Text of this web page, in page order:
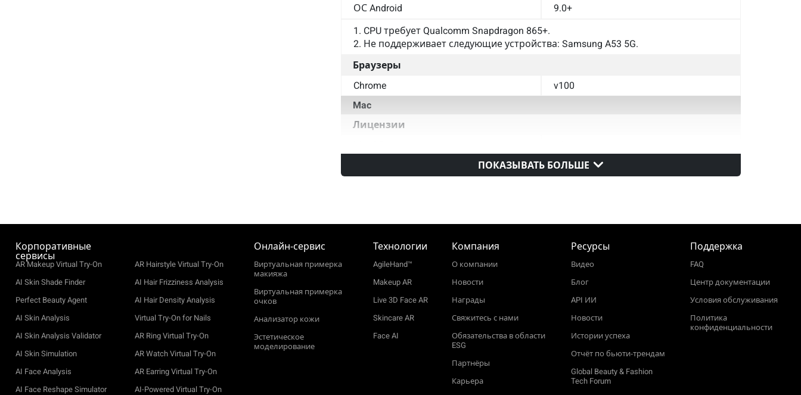
ОС Android
9.0+
1. CPU требует Qualcomm Snapdragon 865+.
2. Не поддерживает следующие устройства: Samsung A53 5G.
Браузеры
Chrome
v100
Mac
Лицензии
ПОКАЗЫВАТЬ БОЛЬШЕ
Корпоративные
сервисы
AR Makeup Virtual Try-On
AI Skin Shade Finder
Perfect Beauty Agent
AI Skin Analysis
AI Skin Analysis Validator
AI Skin Simulation
AI Face Analysis
AI Face Reshape Simulator
AR Hairstyle Virtual Try-On
AI Hair Frizziness Analysis
AI Hair Density Analysis
Virtual Try-On for Nails
AR Ring Virtual Try-On
AR Watch Virtual Try-On
AR Earring Virtual Try-On
AI-Powered Virtual Try-On
Онлайн‑сервис
Виртуальная примерка
макияжа
Виртуальная примерка
очков
Анализатор кожи
Эстетическое
моделирование
Технологии
AgileHand™
Makeup AR
Live 3D Face AR
Skincare AR
Face AI
Компания
О компании
Новости
Награды
Свяжитесь с нами
Обязательства в области
ESG
Партнёры
Карьера
Ресурсы
Видео
Блог
API ИИ
Новости
Истории успеха
Отчёт по бьюти‑трендам
Global Beauty & Fashion
Tech Forum
Поддержка
FAQ
Центр документации
Условия обслуживания
Политика
конфиденциальности